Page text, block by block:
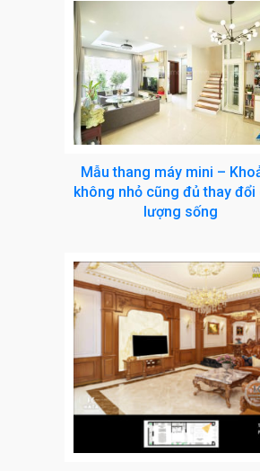
Mẫu thang máy mini –
không nhỏ cũng đủ thay đổi
lượng sống